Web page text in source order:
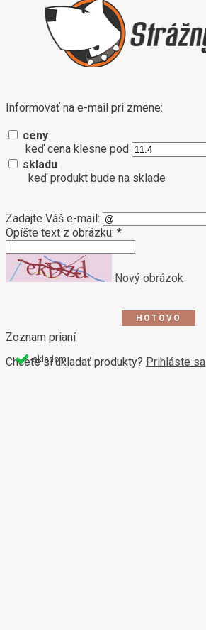
skladom
Informovať na e-mail pri zmene:
ceny
keď cena klesne pod
skladu
keď produkt bude na sklade
Zadajte Váš e-mail:
Opíšte text z obrázku: *
Nový obrázok
Zoznam prianí
Chcete si ukladať produkty? Prihláste sa